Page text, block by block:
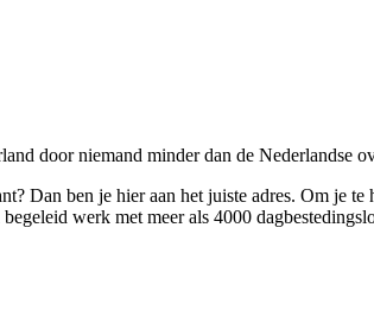
door niemand minder dan de Nederlandse
Dan ben je hier aan het juiste adres. Om je
werk met meer als 4000